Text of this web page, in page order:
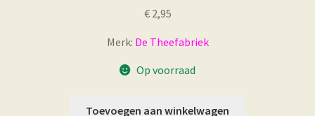
€2,95
Merk: De Theefabriek
Op voorraad
Toevoegen aan winkelwagen